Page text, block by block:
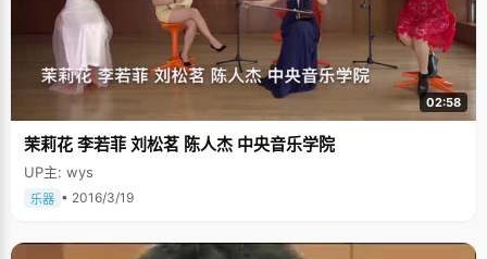
小就对儿子使劲灌输清华情节的初衷，"爸爸比我还兴奋和激动，觉得心中的
一块石头终于落地了。" 高立力是典型的南方男孩，身材不高，看起来很文弱
的样子，但是他非常爱笑，张口一笑，开朗随和的性格立马显现了出来，健
谈，而且非常幽默，在同学中颇为受欢迎，不管是学习好抑或差，性格随和
还是孤僻的人，他都能与之和睦相处。这样优秀又有幽默感的男孩必然是女
孩子暗恋的对象，常常有小女生给高立力写信，或者发短信，他都婉拒了，
但是会把收到的"情书"都留下来，"只是觉得自己还没有做好这个准备，还是
学习重要吧。"说着，高立力腼腆的笑了起来。 现在高立力在大学里的主要目
标还是学习，对于以后的发展路线还不是特别明朗，他还是很乐观的想，尽
量把学习搞好总归是没错的。他最喜欢参加清华大学的众多竞赛，从中可以
是清华的优势，一有时间，高立力就会去听大师们的讲座，他觉得那是一种
高三的时候，冯晓君顺利通过了清华的保送生考试，另外的专业，为了证明
自己，争取考上自己喜欢的专业，冯晓君参加了高考，708分，终于如愿考
入了清华大学计算机系。 冯晓君的爸爸妈妈工作都很忙，没有太多时间来管
他学习上的事情，不过，冯晓君很懂事，在学习上很用功，成绩一直非常
好，在同学们眼中有着些小小的威望，老师问很多人问题，总以冯晓君的答
案为准则。冯晓君说起这么个小故事，"记得小学的时候学加减法，老师问
&lsquo;几比几多多少&rsquo;和&lsquo;几比几少多少&rsquo;分别用加法还
是减法？好几个同学回答说&lsquo;前面用减后边用加&rsquo;，老师又问
我，我说&lsquo;跟他们一样&rsquo;，结果老师特别失望，之后回答的十多
至今冯晓君还非常深刻的记得当时老师失望的表情，"看来什么事情都要用脑
子好好想一想，可不能人云亦云，盲目崇拜哦。" 6：30起床，6：50到教
——18：30 体育锻炼； 19：00开始学习，晚上安排英语训练和数学复习，
02:58
茉莉花 李若菲 刘松茗 陈人杰 中央音乐学院
UP主: wys
乐器 • 2016/3/19